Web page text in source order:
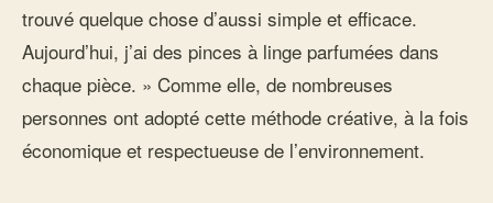
trouvé quelque chose d’aussi simple et efficace.
Aujourd’hui, j’ai des pinces à linge parfumées dans
chaque pièce. » Comme elle, de nombreuses
personnes ont adopté cette méthode créative, à la fois
économique et respectueuse de l’environnement.